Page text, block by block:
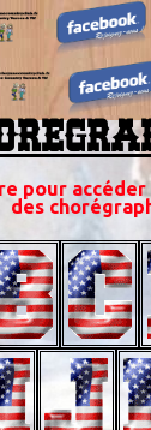
pour
des